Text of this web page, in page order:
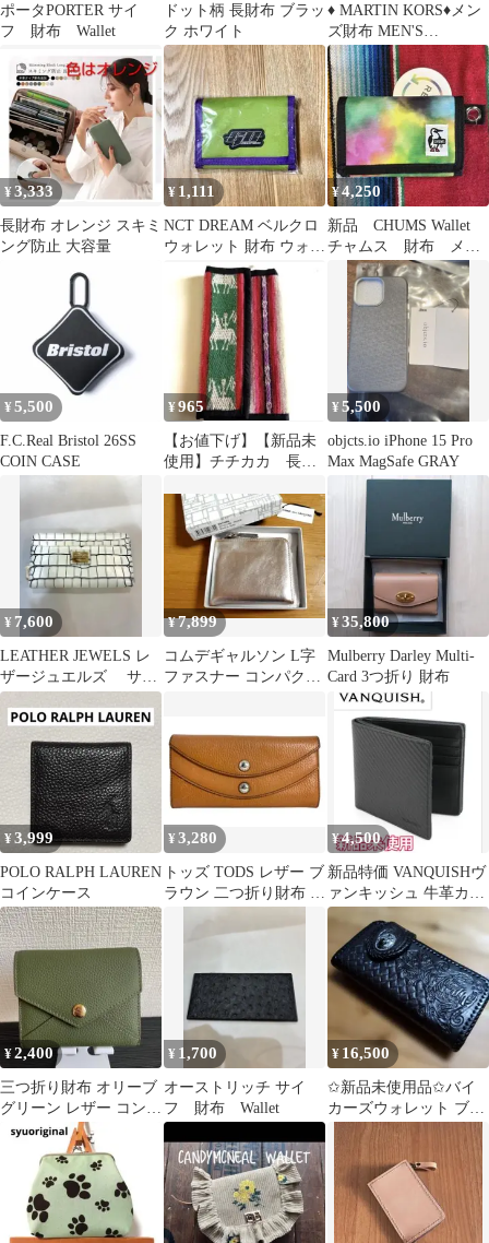
ポータPORTER サイ
フ 財布 Wallet
ドット柄 長財布 ブラッ
ク ホワイト
♦ MARTIN KORS♦メン
ズ財布 MEN'S
WALLET
¥3,333
長財布 オレンジ スキミ
ング防止 大容量
¥ 1,111
NCT DREAM ベルクロ
ウォレット 財布 ウォレ
ット 지갑 SUM公式 GO
¥4,250
新品 CHUMS Wallet
チャムス 財布 メン
ズ レディース w
¥ 5,500
F.C.Real Bristol 26SS
COIN CASE
¥965
【お値下げ】【新品未
使用】チチカカ 長財
トケース
¥5,500
objcts.io iPhone 15 Pro
Max MagSafe GRAY
¥ 7,600
LEATHER JEWELS レ
ザージュエルズ サイ
フ 財布 Wallet
¥7,899
コムデギャルソン L字
ファスナー コンパクト
¥35,800
Mulberry Darley Multi-
Card 3つ折り 財布
¥3,999
POLO RALPH LAUREN
コインケース
¥3,280
トッズ TODS レザー ブ
ラウン 二つ折り財布 ウ
¥4,500
新品特価 VANQUISHヴ
ァンキッシュ 牛革カー
ボン 二つ折り財布
¥2,400
三つ折り財布 オリーブ
グリーン レザー コンパ
クトウォレット
¥ 1,700
オーストリッチ サイ
フ 財布 Wallet
¥ 16,500
✩新品未使用品✩バイ
カーズウォレット ブラ
ックレザー 長財布